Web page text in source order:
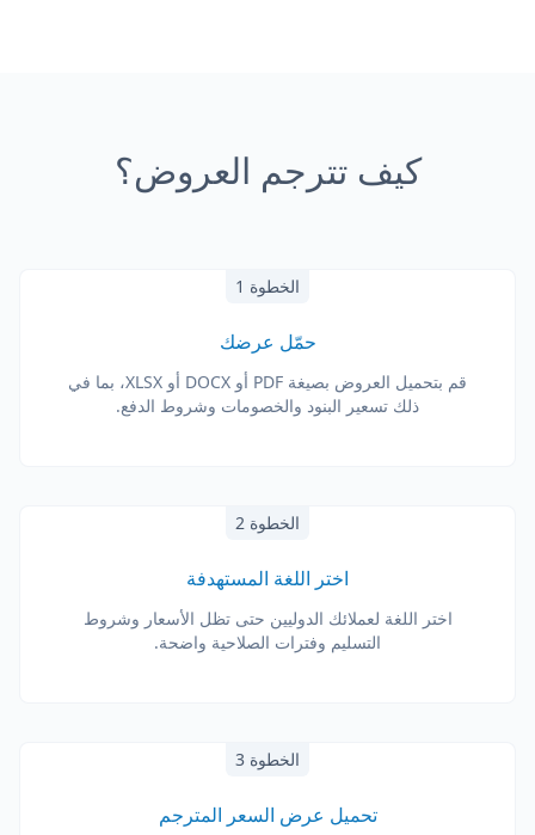
كيف تترجم العروض؟
الخطوة 1
حمّل عرضك
قم بتحميل العروض بصيغة PDF أو DOCX أو XLSX، بما في
ذلك تسعير البنود والخصومات وشروط الدفع.
الخطوة 2
اختر اللغة المستهدفة
اختر اللغة لعملائك الدوليين حتى تظل الأسعار وشروط
التسليم وفترات الصلاحية واضحة.
الخطوة 3
تحميل عرض السعر المترجم